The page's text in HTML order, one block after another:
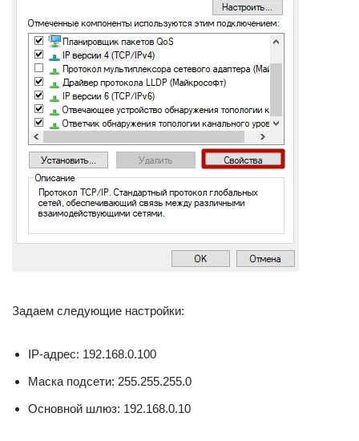
Задаем следующие настройки:
IP-адрес: 192.168.0.100
Маска подсети: 255.255.255.0
Основной шлюз: 192.168.0.10